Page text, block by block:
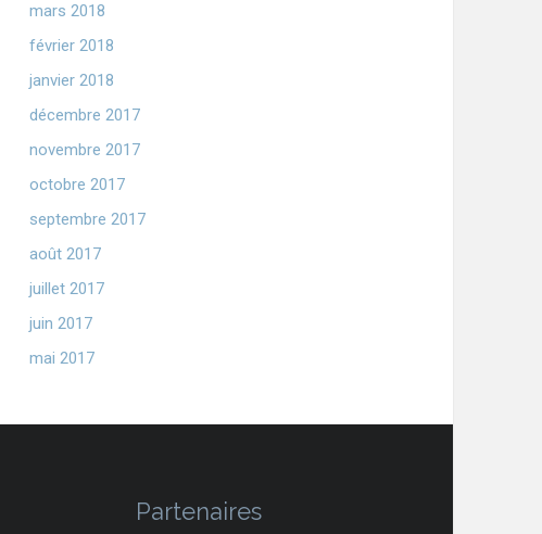
mars 2018
février 2018
janvier 2018
décembre 2017
novembre 2017
octobre 2017
septembre 2017
août 2017
juillet 2017
juin 2017
mai 2017
Partenaires